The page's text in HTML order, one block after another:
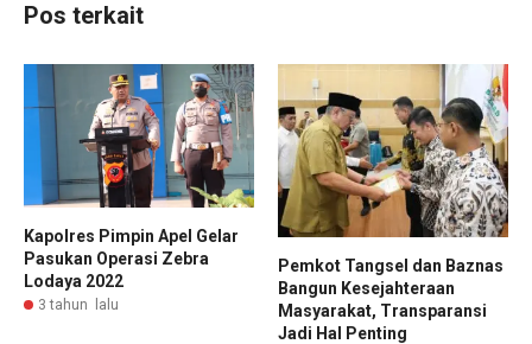
Pos terkait
Kapolres Pimpin Apel Gelar
Pasukan Operasi Zebra
Lodaya 2022
3 tahun lalu
Pemkot Tangsel dan Baznas
Bangun Kesejahteraan
Masyarakat, Transparansi
Jadi Hal Penting